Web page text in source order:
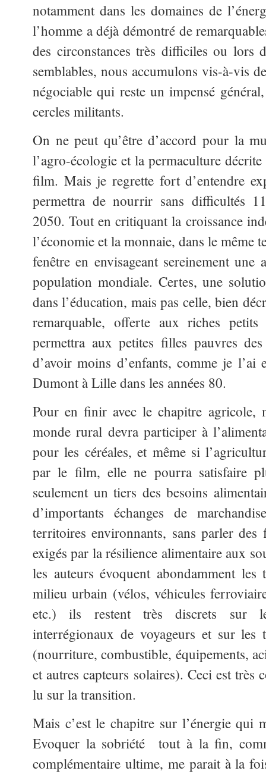
notamment dans les domaines de
l’homme a déjà démontré de
des circonstances très difficiles ou lors
semblables, nous accumulons vis-à-vis
négociable qui reste un impensé
cercles militants.
On ne peut qu’être d’accord pour la
l’agro-écologie et la permaculture
film. Mais je regrette fort d’entendre
permettra de nourrir sans difficultés
2050. Tout en critiquant la croissance
l’économie et la monnaie, dans le même
fenêtre en envisageant sereinement
population mondiale. Certes, une
dans l’éducation, mais pas celle, bien
remarquable, offerte aux riches
permettra aux petites filles pauvres
d’avoir moins d’enfants, comme je l’ai
Dumont à Lille dans les années 80.
Pour en finir avec le chapitre agricole,
monde rural devra participer à
pour les céréales, et même si
par le film, elle ne pourra satisfaire
seulement un tiers des besoins
d’importants échanges de
territoires environnants, sans parler
exigés par la résilience alimentaire aux
les auteurs évoquent abondamment les
milieu urbain (vélos, véhicules
etc.) ils restent très discrets sur
interrégionaux de voyageurs et sur les
(nourriture, combustible, équipements,
et autres capteurs solaires). Ceci est très
lu sur la transition.
Mais c’est le chapitre sur l’énergie qui
Evoquer la sobriété tout à la fin,
complémentaire ultime, me parait à la